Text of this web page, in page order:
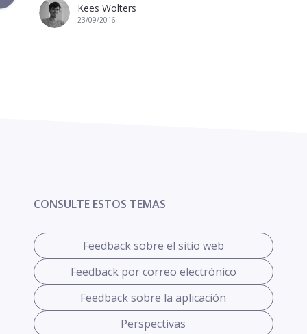
Kees Wolters
23/09/2016
CONSULTE ESTOS TEMAS
Feedback sobre el sitio web
Feedback por correo electrónico
Feedback sobre la aplicación
Perspectivas